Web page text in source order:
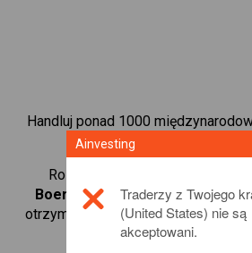
Handluj ponad 1000
handlową CFD od
Rozpocznij handel kontraktami
Boerse. Uzyskaj notowania w
otrzymuj dywidendy tak, jak w
posiadania akcji.
Ainvesting
Traderzy z Twojego
(United States) nie są
akceptowani.